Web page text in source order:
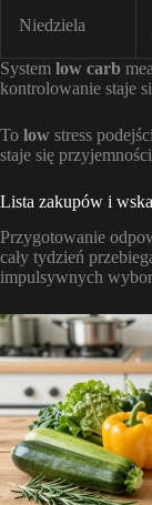
Niedziela
System low carb
kontrolowanie staje
To low stress
staje się
Lista zakupów i
Przygotowanie
cały tydzień
impulsywnych